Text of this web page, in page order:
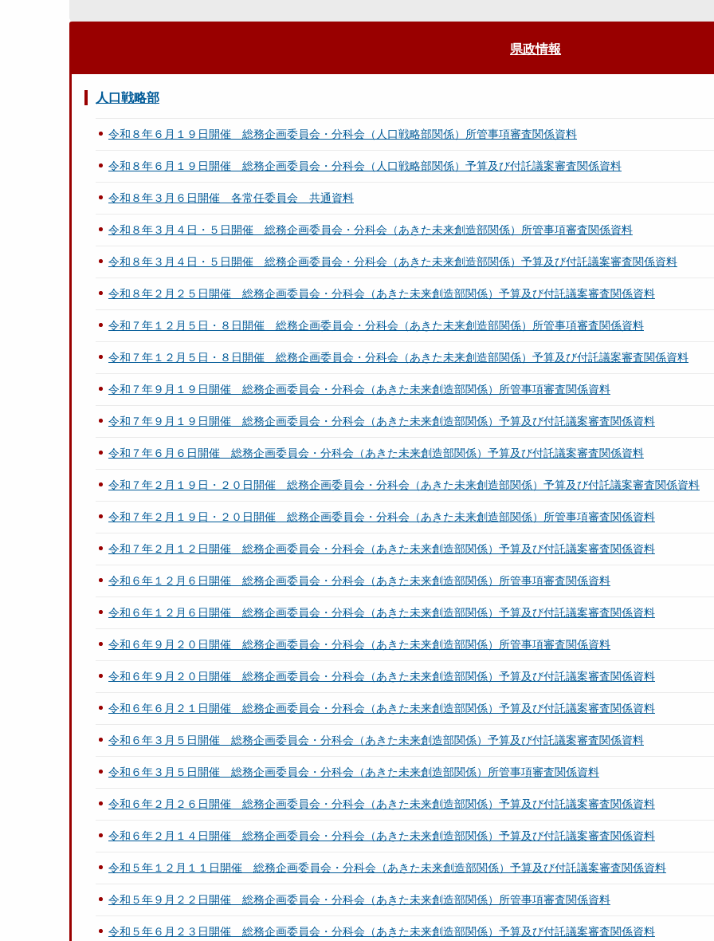
県政情報
人口戦略部
令和８年６月１９日開催 総務企画委員会・分科会（人口戦略部関係）所管事項審査関係資料
令和８年６月１９日開催 総務企画委員会・分科会（人口戦略部関係）予算及び付託議案審査関係資料
令和８年３月６日開催 各常任委員会 共通資料
令和８年３月４日・５日開催 総務企画委員会・分科会（あきた未来創造部関係）所管事項審査関係資料
令和８年３月４日・５日開催 総務企画委員会・分科会（あきた未来創造部関係）予算及び付託議案審査関係資料
令和８年２月２５日開催 総務企画委員会・分科会（あきた未来創造部関係）予算及び付託議案審査関係資料
令和７年１２月５日・８日開催 総務企画委員会・分科会（あきた未来創造部関係）所管事項審査関係資料
令和７年１２月５日・８日開催 総務企画委員会・分科会（あきた未来創造部関係）予算及び付託議案審査関係資料
令和７年９月１９日開催 総務企画委員会・分科会（あきた未来創造部関係）所管事項審査関係資料
令和７年９月１９日開催 総務企画委員会・分科会（あきた未来創造部関係）予算及び付託議案審査関係資料
令和７年６月６日開催 総務企画委員会・分科会（あきた未来創造部関係）予算及び付託議案審査関係資料
令和７年２月１９日・２０日開催 総務企画委員会・分科会（あきた未来創造部関係）予算及び付託議案審査関係資料
令和７年２月１９日・２０日開催 総務企画委員会・分科会（あきた未来創造部関係）所管事項審査関係資料
令和７年２月１２日開催 総務企画委員会・分科会（あきた未来創造部関係）予算及び付託議案審査関係資料
令和６年１２月６日開催 総務企画委員会・分科会（あきた未来創造部関係）所管事項審査関係資料
令和６年１２月６日開催 総務企画委員会・分科会（あきた未来創造部関係）予算及び付託議案審査関係資料
令和６年９月２０日開催 総務企画委員会・分科会（あきた未来創造部関係）所管事項審査関係資料
令和６年９月２０日開催 総務企画委員会・分科会（あきた未来創造部関係）予算及び付託議案審査関係資料
令和６年６月２１日開催 総務企画委員会・分科会（あきた未来創造部関係）予算及び付託議案審査関係資料
令和６年３月５日開催 総務企画委員会・分科会（あきた未来創造部関係）予算及び付託議案審査関係資料
令和６年３月５日開催 総務企画委員会・分科会（あきた未来創造部関係）所管事項審査関係資料
令和６年２月２６日開催 総務企画委員会・分科会（あきた未来創造部関係）予算及び付託議案審査関係資料
令和６年２月１４日開催 総務企画委員会・分科会（あきた未来創造部関係）予算及び付託議案審査関係資料
令和５年１２月１１日開催 総務企画委員会・分科会（あきた未来創造部関係）予算及び付託議案審査関係資料
令和５年９月２２日開催 総務企画委員会・分科会（あきた未来創造部関係）所管事項審査関係資料
令和５年６月２３日開催 総務企画委員会・分科会（あきた未来創造部関係）予算及び付託議案審査関係資料